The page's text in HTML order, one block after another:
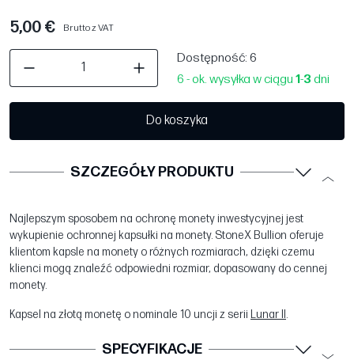
5,00 € Brutto z VAT
Dostępność: 6
6 - ok. wysyłka w ciągu 1-3 dni
Do koszyka
SZCZEGÓŁY PRODUKTU
Najlepszym sposobem na ochronę monety inwestycyjnej jest
wykupienie ochronnej kapsułki na monety. StoneX Bullion oferuje
klientom kapsle na monety o różnych rozmiarach, dzięki czemu
klienci mogą znaleźć odpowiedni rozmiar, dopasowany do cennej
monety.
Kapsel na złotą monetę o nominale 10 uncji z serii Lunar II .
SPECYFIKACJE